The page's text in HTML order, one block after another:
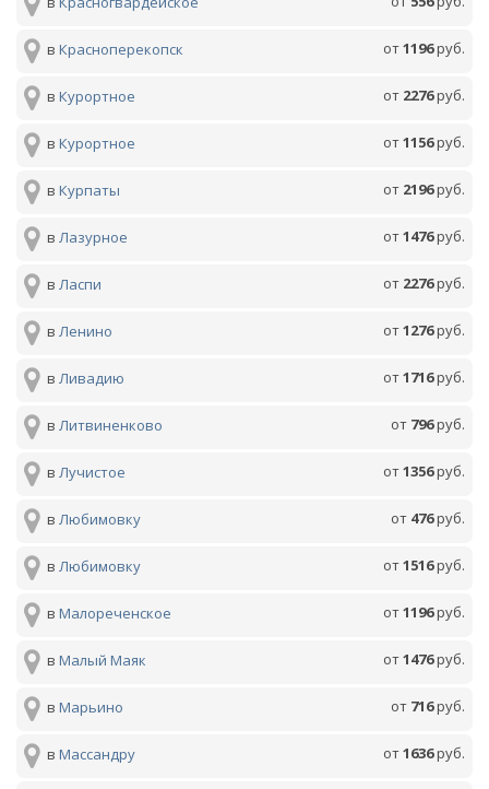
от1196руб.
в Красноперекопск
от 2276руб.
в Курортное
от1156руб.
в Курортное
от 2196руб.
в Курпаты
от1476руб.
в Лазурное
от 2276руб.
в Ласпи
от1276руб.
в Ленино
от1716руб.
в Ливадию
от 796руб.
в Литвиненково
от1356руб.
в Лучистое
от 476руб.
в Любимовку
от1516руб.
в Любимовку
от1196руб.
в Малореченское
от1476руб.
в Малый Маяк
от 716руб.
в Марьино
от1636руб.
в Массандру